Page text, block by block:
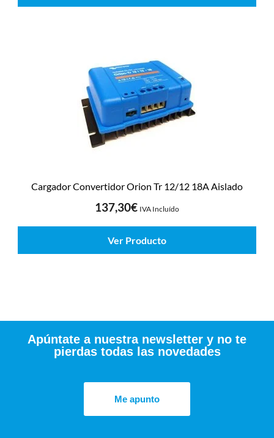
Cargador Convertidor Orion Tr 12/12 18A Aislado
137,30€ IVA Incluído
Ver Producto
Apúntate a nuestra newsletter y no te
pierdas todas las novedades
Me apunto